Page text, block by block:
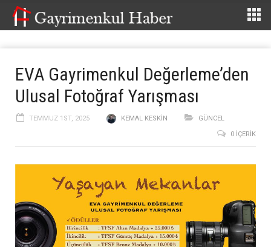
EVA Gayrimenkul Değerleme’den
Ulusal Fotoğraf Yarışması
TEMMUZ 1ST, 2025 KEMAL KESKIN
GÜNCEL
0 İÇERIK